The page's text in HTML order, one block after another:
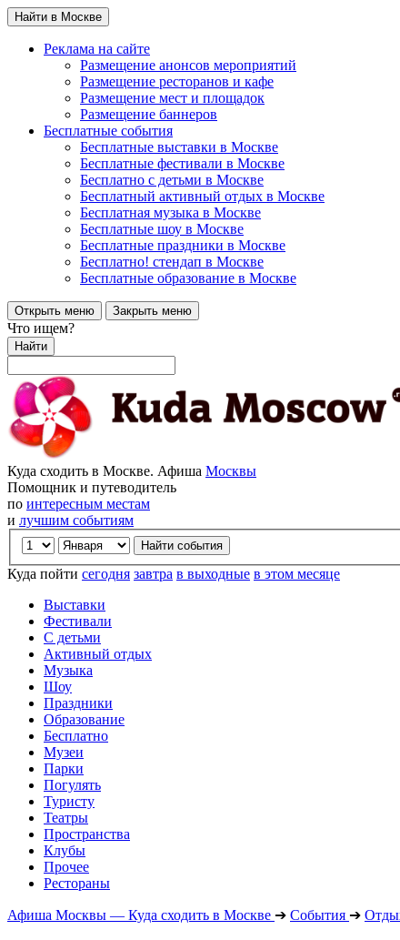
Найти в Москве
Реклама на сайте
Размещение анонсов мероприятий
Размещение ресторанов и кафе
Размещение мест и площадок
Размещение баннеров
Бесплатные события
Бесплатные выставки в Москве
Бесплатные фестивали в Москве
Бесплатно с детьми в Москве
Бесплатный активный отдых в Москве
Бесплатная музыка в Москве
Бесплатные шоу в Москве
Бесплатные праздники в Москве
Бесплатно! стендап в Москве
Бесплатные образование в Москве
Открыть меню Закрыть меню
Что ищем?
Найти
Куда сходить в Москве. Афиша Москвы
Помощник и путеводитель
по интересным местам
и лучшим событиям
Куда пойти сегодня завтра в выходные в этом месяце
Выставки
Фестивали
С детьми
Активный отдых
Музыка
Шоу
Праздники
Образование
Бесплатно
Музеи
Парки
Погулять
Туристу
Театры
Пространства
Клубы
Прочее
Рестораны
Афиша Москвы — Куда сходить в Москве ➔ События ➔